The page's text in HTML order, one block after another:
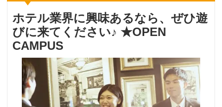
ホテル業界に興味あるなら、ぜひ遊
びに来てください♪ ★OPEN
CAMPUS